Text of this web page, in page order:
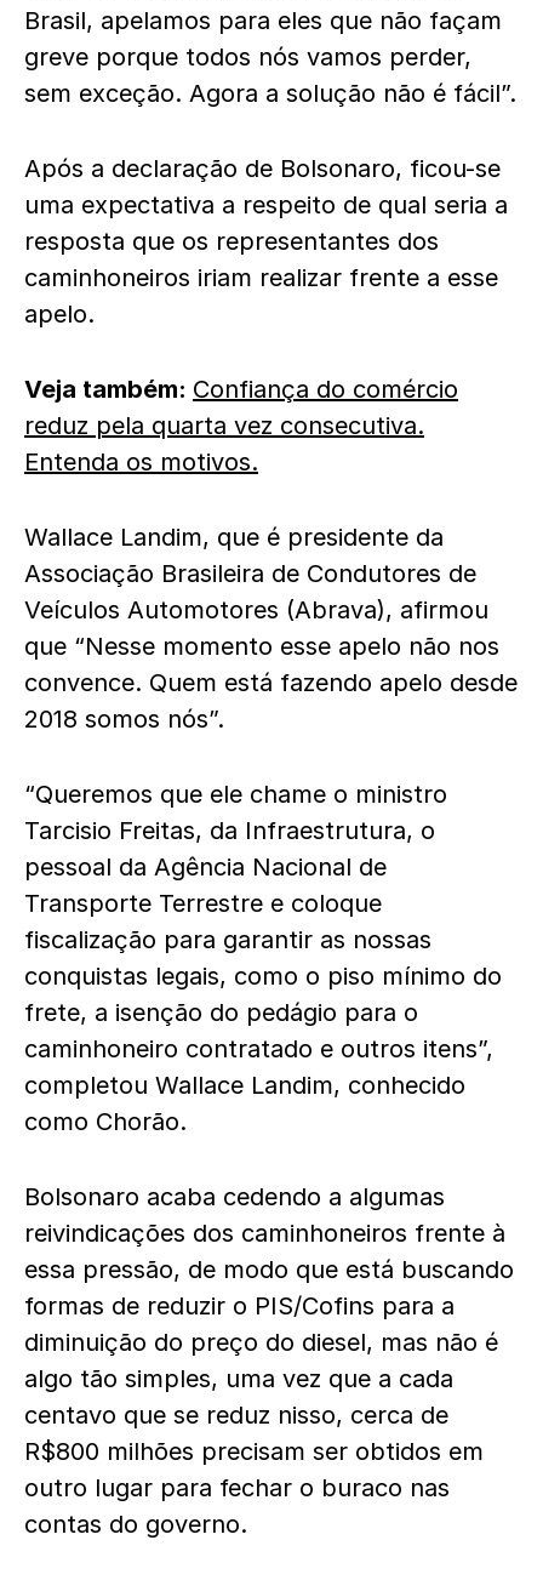
Brasil, apelamos para eles que não façam
greve porque todos nós vamos perder,
sem exceção. Agora a solução não é fácil”.
Após a declaração de Bolsonaro, ficou-se
uma expectativa a respeito de qual seria a
resposta que os representantes dos
caminhoneiros iriam realizar frente a esse
apelo.
Veja também: Confiança do comércio
reduz pela quarta vez consecutiva.
Entenda os motivos.
Wallace Landim, que é presidente da
Associação Brasileira de Condutores de
Veículos Automotores (Abrava), afirmou
que “Nesse momento esse apelo não nos
convence. Quem está fazendo apelo desde
2018 somos nós”.
“Queremos que ele chame o ministro
Tarcisio Freitas, da Infraestrutura, o
pessoal da Agência Nacional de
Transporte Terrestre e coloque
fiscalização para garantir as nossas
conquistas legais, como o piso mínimo do
frete, a isenção do pedágio para o
caminhoneiro contratado e outros itens”,
completou Wallace Landim, conhecido
como Chorão.
Bolsonaro acaba cedendo a algumas
reivindicações dos caminhoneiros frente à
essa pressão, de modo que está buscando
formas de reduzir o PIS/Cofins para a
diminuição do preço do diesel, mas não é
algo tão simples, uma vez que a cada
centavo que se reduz nisso, cerca de
R$800 milhões precisam ser obtidos em
outro lugar para fechar o buraco nas
contas do governo.